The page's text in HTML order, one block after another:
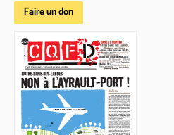
Faire un don